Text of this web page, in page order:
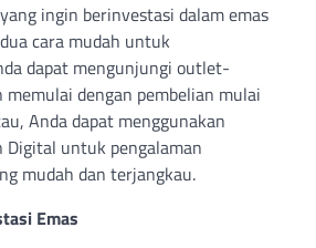
ingin berinvestasi dalam emas
cara mudah untuk
dapat mengunjungi outlet-
dengan pembelian mulai
Anda dapat menggunakan
Digital untuk pengalaman
mudah dan terjangkau.
Emas